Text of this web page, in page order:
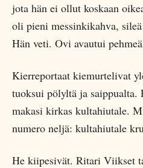
jota hän ei ollut koskaan
oli pieni messinkikahva,
Hän veti. Ovi avautui
Kierreportaat kiemurtelivat
tuoksui pölyltä ja saippualta.
makasi kirkas kultahiutale.
numero neljä: kultahiutale
He kiipesivät. Ritari Viikset